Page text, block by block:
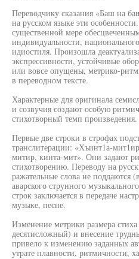
Переводчику сказания «Баш на
на русском языке эти
существенной мере
индивидуальности,
идиостиля. Произошла
экспрессивности, устойчивые
или вовсе опущены, метрико-
в переводном тексте.
Характерные для оригинала
и созвучия создают особую
стихотворный темп произведения.
Первые две строки в строфах
транслитерации: «Хъинт1а-
митир, кинта-мит». Они задают
стихотворению. Переводу на
ражательные слова не поддаются
аварского струнного
строк заключается в передаче
музыке, песне.
Изменение метрики размера
десятисложный) и внесение
привело к изменению заданных
утрате плавности, ритмичности,